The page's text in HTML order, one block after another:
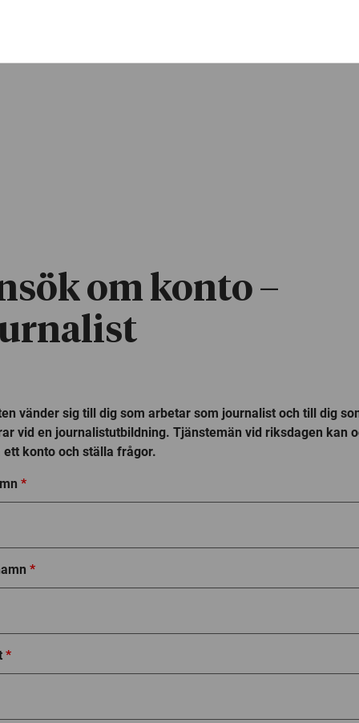
om konto –
vänder sig till dig som arbetar som journalist och till dig
vid en journalistutbildning. Tjänstemän vid riksdagen kan
ett konto och ställa frågor.
*
*
*